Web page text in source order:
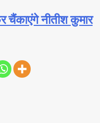
चैंकाएंगे नीतीश कुमार